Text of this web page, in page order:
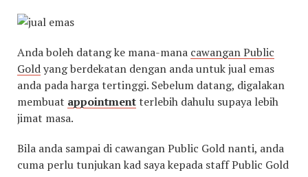
Anda boleh datang ke mana-mana cawangan Public
Goldyang berdekatan dengan anda untuk jual emas
anda pada harga tertinggi. Sebelum datang, digalakan
membuat appointmentterlebih dahulu supaya lebih
jimat masa.
Bila anda sampai di cawangan Public Gold nanti, anda
cuma perlu tunjukan kad saya kepada staff Public Gold